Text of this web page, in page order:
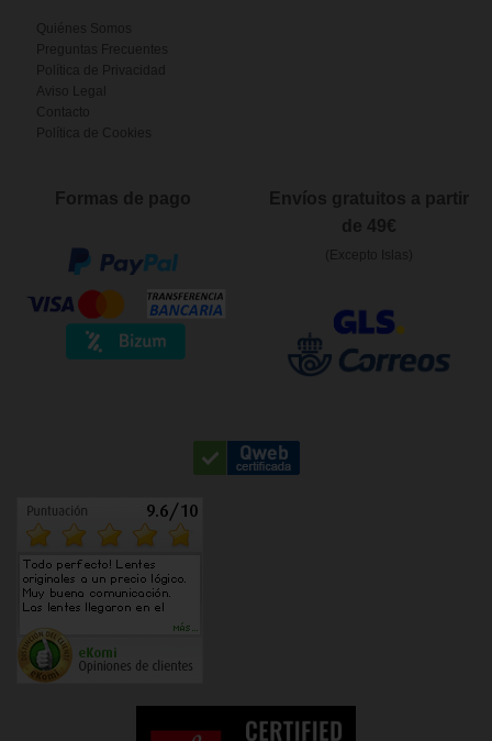
Quiénes Somos
Preguntas Frecuentes
Política de Privacidad
Aviso Legal
Contacto
Política de Cookies
Formas de pago
Envíos gratuitos a partir
de 49€
(Excepto Islas)